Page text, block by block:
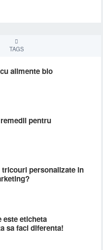
TAGS
alimente bio
pentru
tricouri personalizate in
este eticheta
sa faci diferenta!